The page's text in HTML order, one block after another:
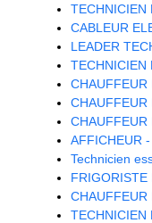
TECHNICIEN
CABLEUR
LEADER
TECHNICIEN
CHAUFFEUR
CHAUFFEUR
CHAUFFEUR
AFFICHEUR
Technicien
FRIGORISTE
CHAUFFEUR
TECHNICIEN